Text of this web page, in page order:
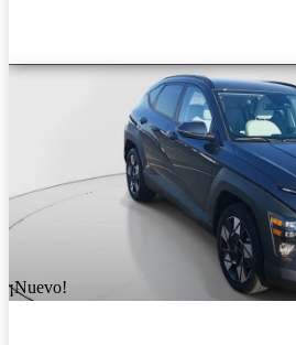
¡Nuevo!